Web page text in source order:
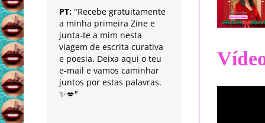
PT: "Recebe gratuitamente
a minha primeira Zine e
junta-te a mim nesta
viagem de escrita curativa
e poesia. Deixa aqui o teu
e-mail e vamos caminhar
juntos por estas palavras.
✨💋"